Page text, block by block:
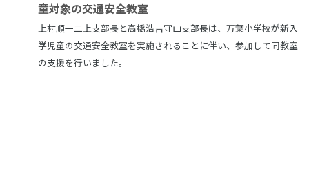
童対象の交通安全教室
上村順一二上支部長と高橋浩吉守山支部長は、万葉小学校が新入
学児童の交通安全教室を実施されることに伴い、参加して同教室
の支援を行いました。